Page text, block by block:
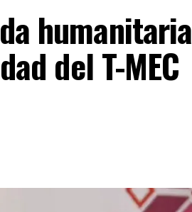
humanitaria
del T-MEC